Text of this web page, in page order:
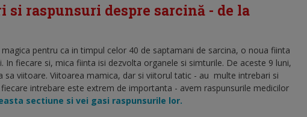
si raspunsuri despre sarcină - de la
pentru ca in timpul celor 40 de saptamani de sarcina, o noua fiinta
In fiecare si, mica fiinta isi dezvolta organele si simturile. De aceste 9 luni,
sa viitoare. Viitoarea mamica, dar si viitorul tatic - au multe intrebari si
intrebare este extrem de importanta - avem raspunsurile medicilor
sectiune si vei gasi raspunsurile lor.